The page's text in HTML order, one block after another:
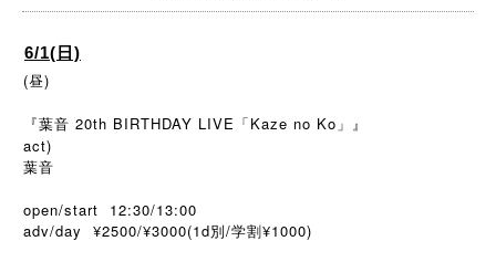
6/1(日)
(昼)
『葉音 20th BIRTHDAY LIVE「Kaze no Ko」』
act)
葉音
open/start 12:30/13:00
adv/day ¥2500/¥3000(1d別/学割¥1000)